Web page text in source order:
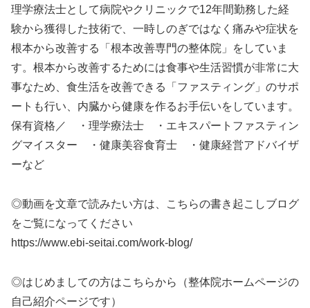
理学療法士として病院やクリニックで12年間勤務した経
験から獲得した技術で、一時しのぎではなく痛みや症状を
根本から改善する「根本改善専門の整体院」をしていま
す。根本から改善するためには食事や生活習慣が非常に大
事なため、食生活を改善できる「ファスティング」のサポ
ートも行い、内臓から健康を作るお手伝いをしています。
保有資格／ ・理学療法士 ・エキスパートファスティン
グマイスター ・健康美容食育士 ・健康経営アドバイザ
ーなど
◎動画を文章で読みたい方は、こちらの書き起こしブログ
をご覧になってください
https://www.ebi-seitai.com/work-blog/
◎はじめましての方はこちらから（整体院ホームページの
自己紹介ページです）